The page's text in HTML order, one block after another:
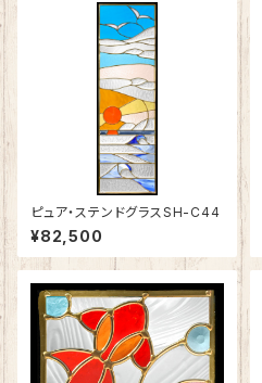
ピュア・ステンドグラスSH-C44
¥82,500